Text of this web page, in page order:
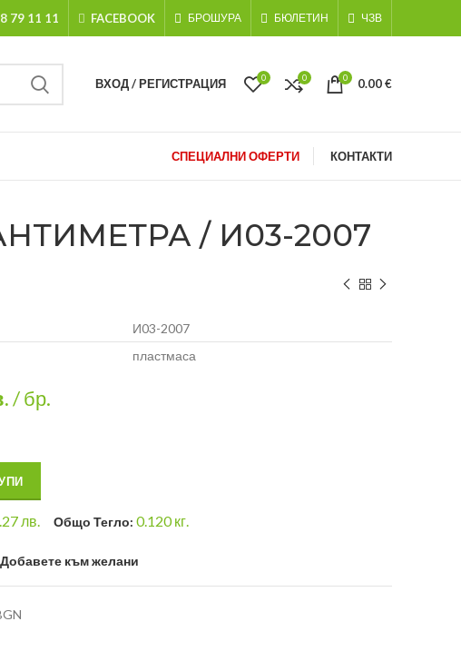
79 11 11 FACEBOOK БРОШУРА БЮЛЕТИН ЧЗВ
ВХОД / РЕГИСТРАЦИЯ 0 0 0 0.00€
СПЕЦИАЛНИ ОФЕРТИ КОНТАКТИ
/ И03-2007
И03-2007
пластмаса
/ бр.
лв. Общо Тегло: 0.120кг.
Добавете към желани